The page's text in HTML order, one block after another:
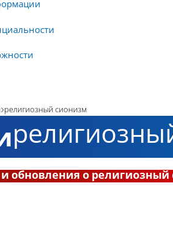
религиозный сионизм
и обновления о